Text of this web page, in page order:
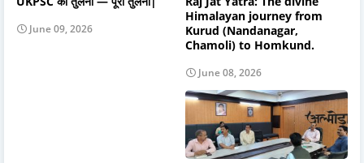
June 09, 2026
Himalayan journey from
Kurud (Nandanagar,
Chamoli) to Homkund.
June 08, 2026